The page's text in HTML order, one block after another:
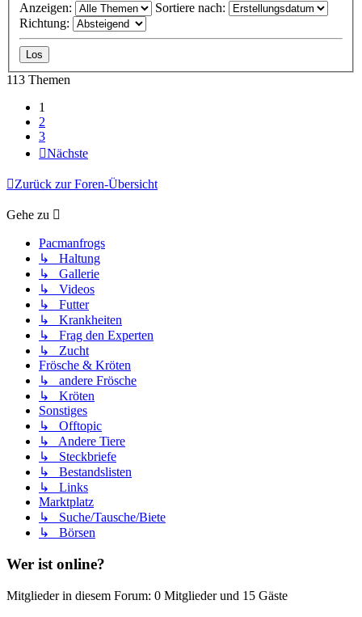
Anzeigen:
Sortiere nach:
Richtung:
113 Themen
1
2
3
Nächste
Zurück zur Foren-Übersicht
Gehe zu
Pacmanfrogs
↳ Haltung
↳ Gallerie
↳ Videos
↳ Futter
↳ Krankheiten
↳ Frag den Experten
↳ Zucht
Frösche & Kröten
↳ andere Frösche
↳ Kröten
Sonstiges
↳ Offtopic
↳ Andere Tiere
↳ Steckbriefe
↳ Bestandslisten
↳ Links
Marktplatz
↳ Suche/Tausche/Biete
↳ Börsen
Wer ist online?
Mitglieder in diesem Forum: 0 Mitglieder und 15 Gäste